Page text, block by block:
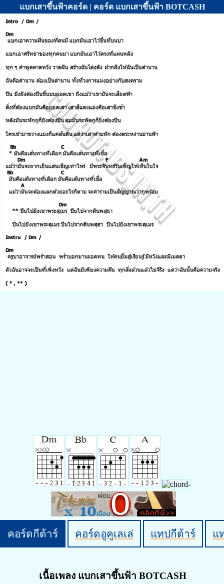
แบกเสาขึ้นฟ้าคอร์ด | คอร์ด แบกเสาขึ้นฟ้า BOTCASH
คอร์ดกีต้าร์ คอร์ดอูคูเลเล่ แทปกีต้าร์ แ
เนื้อเพลง แบกเสาขึ้นฟ้า BOTCASH